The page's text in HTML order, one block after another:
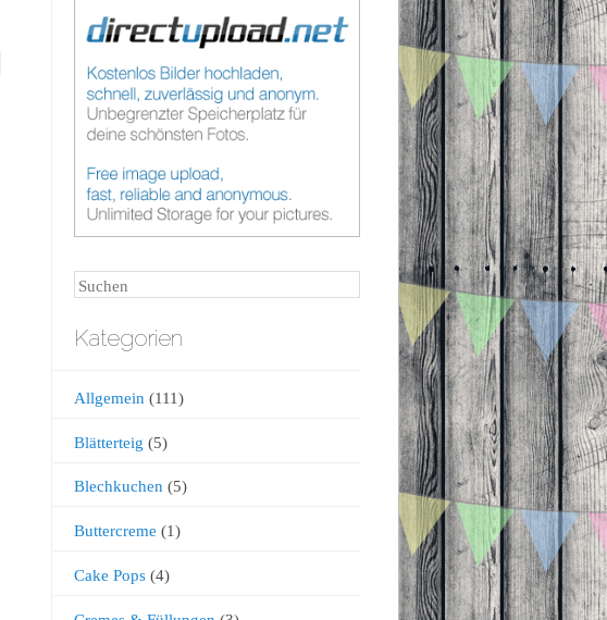
Suchen
Kategorien
Allgemein (111)
Blätterteig (5)
Blechkuchen (5)
Buttercreme (1)
Cake Pops(4)